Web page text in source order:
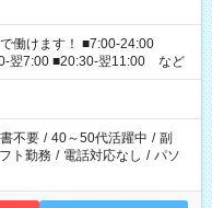
働けます！ ■7:00-24:00
翌7:00 ■20:30-翌11:00 など
不要 / 40～50代活躍中 / 副
ト勤務 / 電話対応なし / パソ